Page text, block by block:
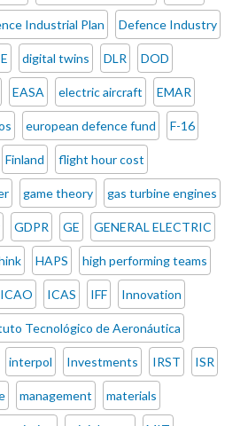
Industrial Plan Defence Industry
digital twins DLR DOD
EASA electric aircraft EMAR
european defence fund F-16
Finland flight hour cost
game theory gas turbine engines
GDPR GE GENERAL ELECTRIC
HAPS high performing teams
ICAO ICAS IFF Innovation
Tecnológico de Aeronáutica
interpol Investments IRST ISR
management materials